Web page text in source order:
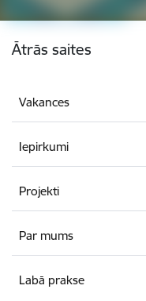
Kājene
Ātrās saites
Vakances
Iepirkumi
Projekti
Par mums
Labā prakse